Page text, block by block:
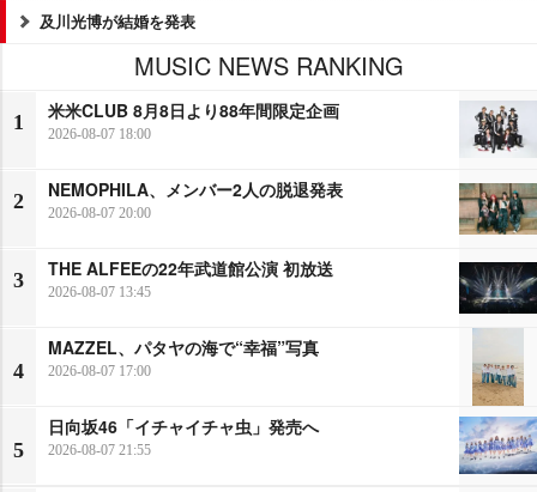
及川光博が結婚を発表
MUSIC NEWS RANKING
1
米米CLUB 8月8日より88年間限定企画
2026-08-07 18:00
2
NEMOPHILA、メンバー2人の脱退発表
2026-08-07 20:00
3
THE ALFEEの22年武道館公演 初放送
2026-08-07 13:45
4
MAZZEL、パタヤの海で“幸福”写真
2026-08-07 17:00
5
日向坂46「イチャイチャ虫」発売へ
2026-08-07 21:55